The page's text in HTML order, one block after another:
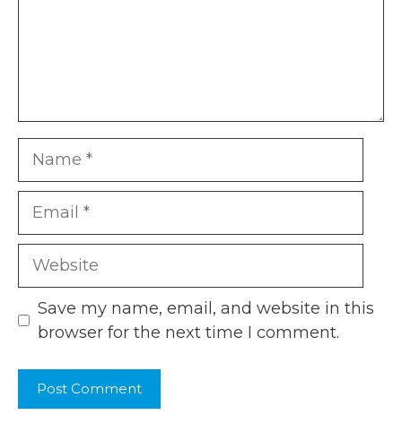
Name
Email
Website
Save my name, email, and website in this
browser for the next time I comment.